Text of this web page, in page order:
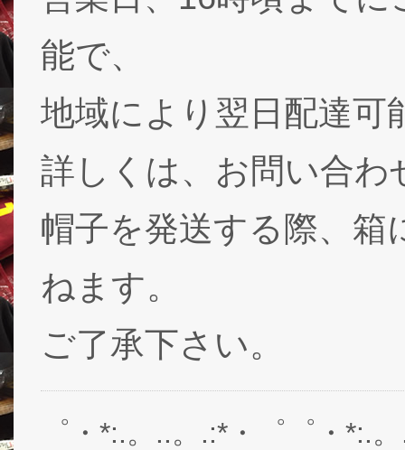
能で、
地域により翌日配達可
詳しくは、お問い合わ
帽子を発送する際、箱
ねます。
ご了承下さい。
゜・*:.。..。.:*・゜゜・*:.